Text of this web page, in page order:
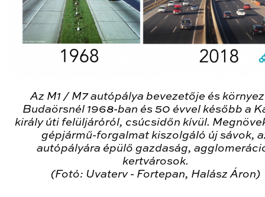
Az M1 / M7 autópálya bevezetője és
Budaörsnél 1968-ban és 50 évvel később a
király úti felüljáróról, csúcsidőn kívül.
gépjármű-forgalmat kiszolgáló új sávok,
autópályára épülő gazdaság,
kertvárosok.
(Fotó: Uvaterv - Fortepan, Halász Áron)